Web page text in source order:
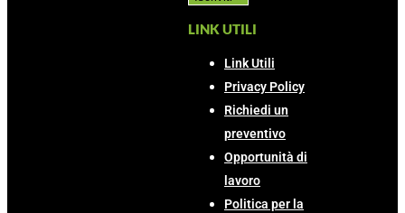
LINK UTILI
Link Utili
Privacy Policy
Richiedi un
preventivo
Opportunità di
lavoro
Politica per la